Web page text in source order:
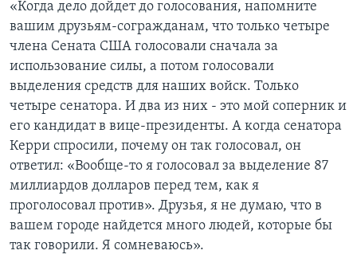
«Когда дело дойдет до голосования, напомните
вашим друзьям-согражданам, что только четыре
члена Сената США голосовали сначала за
использование силы, а потом голосовали
выделения средств для наших войск. Только
четыре сенатора. И два из них - это мой соперник и
его кандидат в вице-президенты. А когда сенатора
Керри спросили, почему он так голосовал, он
ответил: «Вообще-то я голосовал за выделение 87
миллиардов долларов перед тем, как я
проголосовал против». Друзья, я не думаю, что в
вашем городе найдется много людей, которые бы
так говорили. Я сомневаюсь».